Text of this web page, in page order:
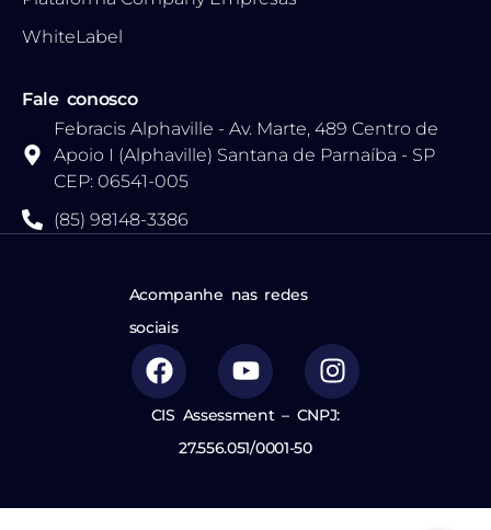
WhiteLabel
Fale conosco
Febracis Alphaville - Av. Marte, 489 Centro de
Apoio I (Alphaville) Santana de Parnaíba - SP
CEP: 06541-005
(85) 98148-3386
Acompanhe nas redes
sociais
CIS Assessment – CNPJ:
27.556.051/0001-50